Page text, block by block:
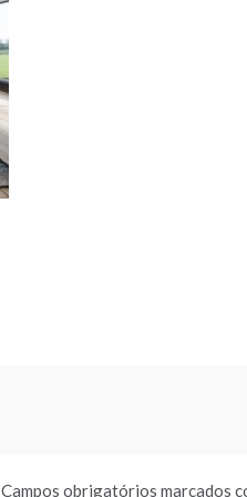
Campos obrigatórios marcados